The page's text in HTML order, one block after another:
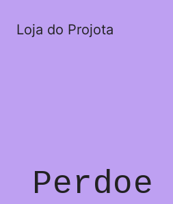
Loja do Projota
Perdoe